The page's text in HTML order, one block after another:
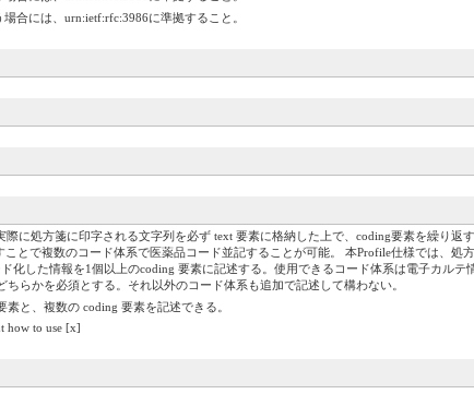
合には、urn:ietf:rfc:3986に準拠すること。
に処方箋に印字される文字列を必ず text 要素に格納した上で、coding要素を繰り返
とで複数のコード体系で医薬品コード並記することが可能。 本Profile仕様では、処
化した情報を1個以上のcoding 要素に記述する。使用できるコード体系は電子カル
ちらかを必須とする。それ以外のコード体系も追加で記述して構わない。
と、複数の coding 要素を記述できる。
how to use [x]